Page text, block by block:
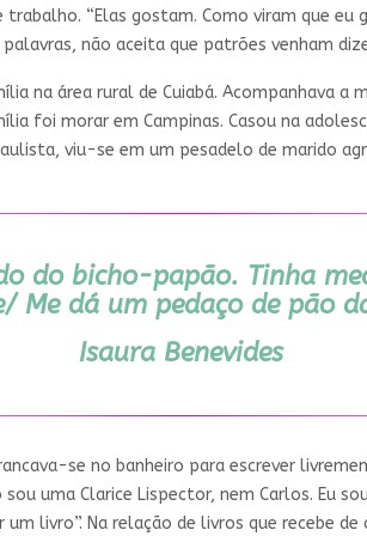
“Elas gostam. Como viram que
não aceita que patrões venham
na área rural de Cuiabá. Acompanhava a
foi morar em Campinas. Casou na
viu-se em um pesadelo de marido
do bicho-papão. Tinha
Me dá um pedaço de pão
Isaura Benevides
se no banheiro para escrever
uma Clarice Lispector, nem Carlos. Eu
livro”. Na relação de livros que recebe